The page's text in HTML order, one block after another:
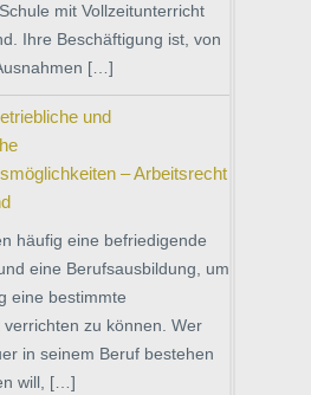
mit Vollzeitunterricht
Ihre Beschäftigung ist, von
[…]
und
– Arbeitsrecht
häufig eine befriedigende
eine Berufsausbildung, um
eine bestimmte
verrichten zu können. Wer
in seinem Beruf bestehen
will, […]